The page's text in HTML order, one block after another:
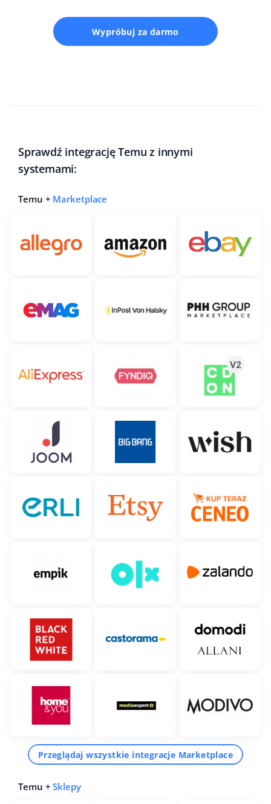
Wypróbuj za darmo
Sprawdź integrację Temu z innymi
systemami:
Temu + Marketplace
Przeglądaj wszystkie integracje Marketplace
Temu +Sklepy